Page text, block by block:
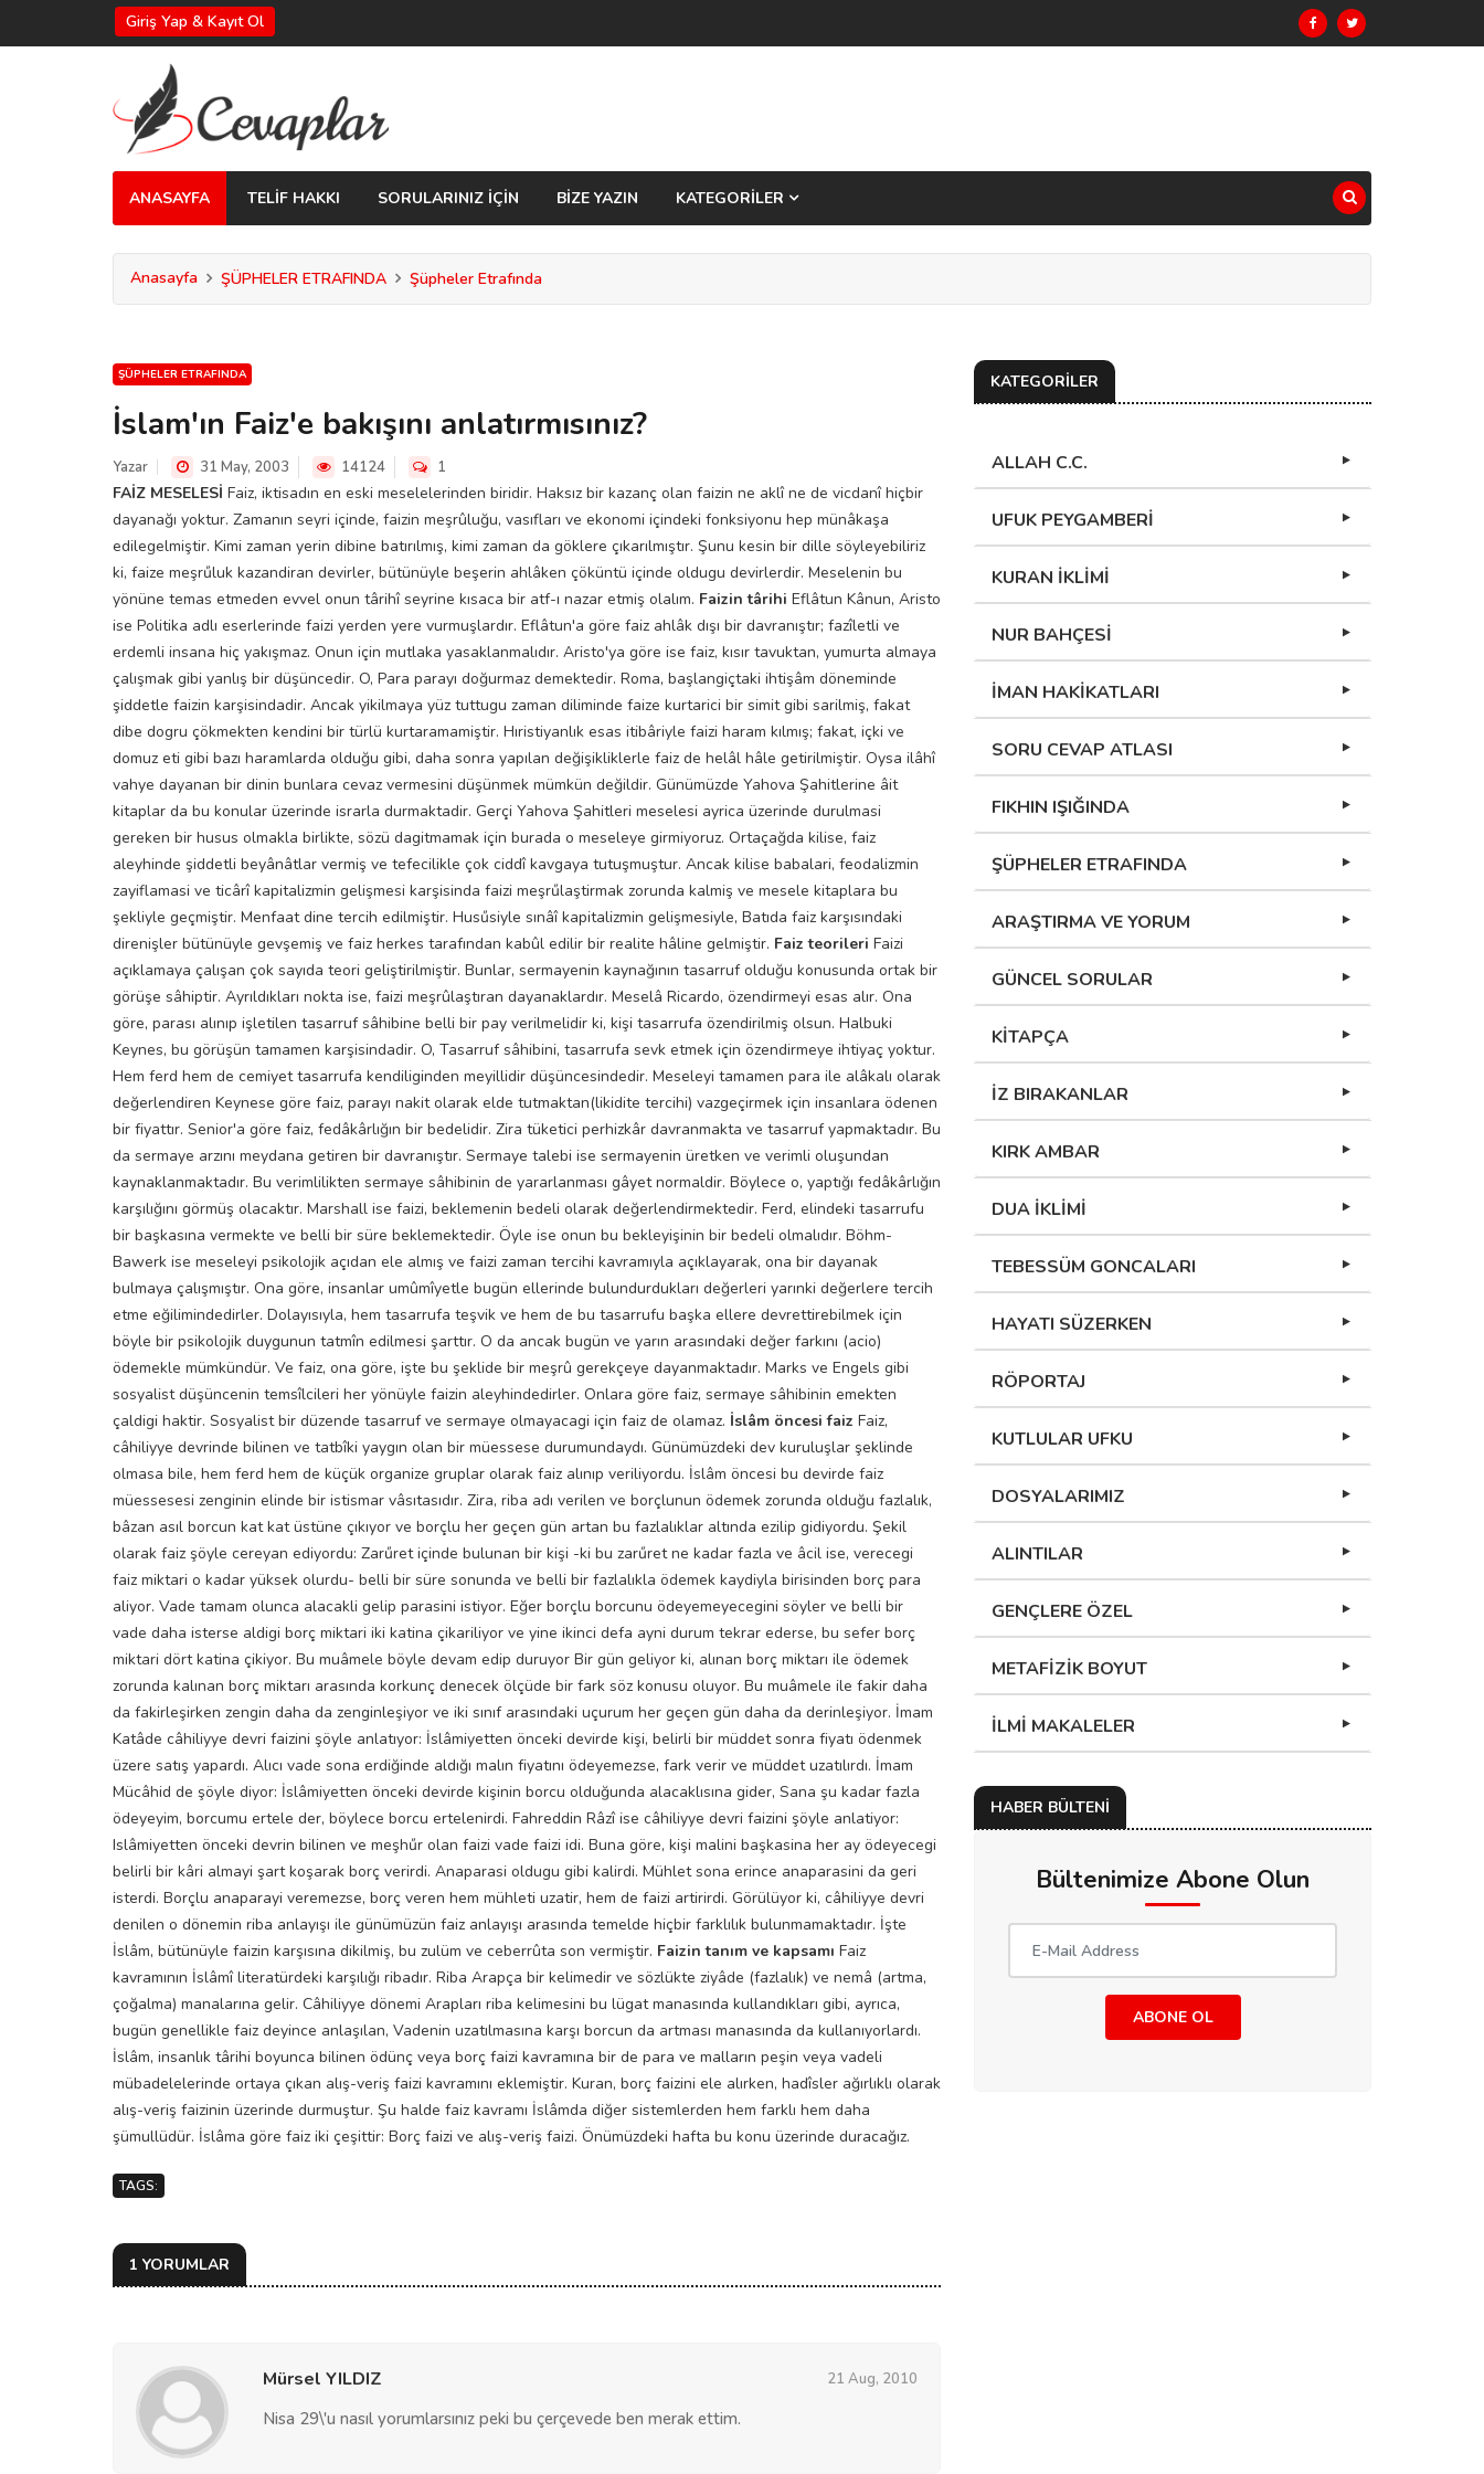
Giriş Yap & Kayıt Ol
ANASAYFA TELİF HAKKI SORULARINIZ İÇİN BİZE YAZIN KATEGORİLER
Anasayfa ŞÜPHELER ETRAFINDA Şüpheler Etrafında
ŞÜPHELER ETRAFINDA
İslam'ın Faiz'e bakışını anlatırmısınız?
Yazar 31 May, 2003 14124 1
FAİZ MESELESİ Faiz, iktisadın en eski meselelerinden biridir. Haksız bir kazanç olan faizin ne aklî ne de vicdanî hiçbir
dayanağı yoktur. Zamanın seyri içinde, faizin meşrûluğu, vasıfları ve ekonomi içindeki fonksiyonu hep münâkaşa
edilegelmiştir. Kimi zaman yerin dibine batırılmış, kimi zaman da göklere çıkarılmıştır. Şunu kesin bir dille söyleyebiliriz
ki, faize meşrűluk kazandiran devirler, bütünüyle beşerin ahlâken çöküntü içinde oldugu devirlerdir. Meselenin bu
yönüne temas etmeden evvel onun târihî seyrine kısaca bir atf-ı nazar etmiş olalım. Faizin târihi Eflâtun Kânun, Aristo
ise Politika adlı eserlerinde faizi yerden yere vurmuşlardır. Eflâtun'a göre faiz ahlâk dışı bir davranıştır; fazîletli ve
erdemli insana hiç yakışmaz. Onun için mutlaka yasaklanmalıdır. Aristo'ya göre ise faiz, kısır tavuktan, yumurta almaya
çalışmak gibi yanlış bir düşüncedir. O, Para parayı doğurmaz demektedir. Roma, başlangiçtaki ihtişâm döneminde
şiddetle faizin karşisindadir. Ancak yikilmaya yüz tuttugu zaman diliminde faize kurtarici bir simit gibi sarilmiş, fakat
dibe dogru çökmekten kendini bir türlü kurtaramamiştir. Hıristiyanlık esas itibâriyle faizi haram kılmış; fakat, içki ve
domuz eti gibi bazı haramlarda olduğu gibi, daha sonra yapılan değişikliklerle faiz de helâl hâle getirilmiştir. Oysa ilâhî
vahye dayanan bir dinin bunlara cevaz vermesini düşünmek mümkün değildir. Günümüzde Yahova Şahitlerine âit
kitaplar da bu konular üzerinde israrla durmaktadir. Gerçi Yahova Şahitleri meselesi ayrica üzerinde durulmasi
gereken bir husus olmakla birlikte, sözü dagitmamak için burada o meseleye girmiyoruz. Ortaçağda kilise, faiz
aleyhinde şiddetli beyânâtlar vermiş ve tefecilikle çok ciddî kavgaya tutuşmuştur. Ancak kilise babalari, feodalizmin
zayiflamasi ve ticârî kapitalizmin gelişmesi karşisinda faizi meşrűlaştirmak zorunda kalmiş ve mesele kitaplara bu
şekliyle geçmiştir. Menfaat dine tercih edilmiştir. Husűsiyle sınâî kapitalizmin gelişmesiyle, Batıda faiz karşısındaki
direnişler bütünüyle gevşemiş ve faiz herkes tarafından kabûl edilir bir realite hâline gelmiştir. Faiz teorileri Faizi
açıklamaya çalışan çok sayıda teori geliştirilmiştir. Bunlar, sermayenin kaynağının tasarruf olduğu konusunda ortak bir
görüşe sâhiptir. Ayrıldıkları nokta ise, faizi meşrûlaştıran dayanaklardır. Meselâ Ricardo, özendirmeyi esas alır. Ona
göre, parası alınıp işletilen tasarruf sâhibine belli bir pay verilmelidir ki, kişi tasarrufa özendirilmiş olsun. Halbuki
Keynes, bu görüşün tamamen karşisindadir. O, Tasarruf sâhibini, tasarrufa sevk etmek için özendirmeye ihtiyaç yoktur.
Hem ferd hem de cemiyet tasarrufa kendiliginden meyillidir düşüncesindedir. Meseleyi tamamen para ile alâkalı olarak
değerlendiren Keynese göre faiz, parayı nakit olarak elde tutmaktan(likidite tercihi) vazgeçirmek için insanlara ödenen
bir fiyattır. Senior'a göre faiz, fedâkârlığın bir bedelidir. Zira tüketici perhizkâr davranmakta ve tasarruf yapmaktadır. Bu
da sermaye arzını meydana getiren bir davranıştır. Sermaye talebi ise sermayenin üretken ve verimli oluşundan
kaynaklanmaktadır. Bu verimlilikten sermaye sâhibinin de yararlanması gâyet normaldir. Böylece o, yaptığı fedâkârlığın
karşılığını görmüş olacaktır. Marshall ise faizi, beklemenin bedeli olarak değerlendirmektedir. Ferd, elindeki tasarrufu
bir başkasına vermekte ve belli bir süre beklemektedir. Öyle ise onun bu bekleyişinin bir bedeli olmalıdır. Böhm-
Bawerk ise meseleyi psikolojik açıdan ele almış ve faizi zaman tercihi kavramıyla açıklayarak, ona bir dayanak
bulmaya çalışmıştır. Ona göre, insanlar umûmîyetle bugün ellerinde bulundurdukları değerleri yarınki değerlere tercih
etme eğilimindedirler. Dolayısıyla, hem tasarrufa teşvik ve hem de bu tasarrufu başka ellere devrettirebilmek için
böyle bir psikolojik duygunun tatmîn edilmesi şarttır. O da ancak bugün ve yarın arasındaki değer farkını (acio)
ödemekle mümkündür. Ve faiz, ona göre, işte bu şeklide bir meşrû gerekçeye dayanmaktadır. Marks ve Engels gibi
sosyalist düşüncenin temsîlcileri her yönüyle faizin aleyhindedirler. Onlara göre faiz, sermaye sâhibinin emekten
çaldigi haktir. Sosyalist bir düzende tasarruf ve sermaye olmayacagi için faiz de olamaz. İslâm öncesi faiz Faiz,
câhiliyye devrinde bilinen ve tatbîki yaygın olan bir müessese durumundaydı. Günümüzdeki dev kuruluşlar şeklinde
olmasa bile, hem ferd hem de küçük organize gruplar olarak faiz alınıp veriliyordu. İslâm öncesi bu devirde faiz
müessesesi zenginin elinde bir istismar vâsıtasıdır. Zira, riba adı verilen ve borçlunun ödemek zorunda olduğu fazlalık,
bâzan asıl borcun kat kat üstüne çıkıyor ve borçlu her geçen gün artan bu fazlalıklar altında ezilip gidiyordu. Şekil
olarak faiz şöyle cereyan ediyordu: Zarűret içinde bulunan bir kişi -ki bu zarűret ne kadar fazla ve âcil ise, verecegi
faiz miktari o kadar yüksek olurdu- belli bir süre sonunda ve belli bir fazlalıkla ödemek kaydiyla birisinden borç para
aliyor. Vade tamam olunca alacakli gelip parasini istiyor. Eğer borçlu borcunu ödeyemeyecegini söyler ve belli bir
vade daha isterse aldigi borç miktari iki katina çikariliyor ve yine ikinci defa ayni durum tekrar ederse, bu sefer borç
miktari dört katina çikiyor. Bu muâmele böyle devam edip duruyor Bir gün geliyor ki, alınan borç miktarı ile ödemek
zorunda kalınan borç miktarı arasında korkunç denecek ölçüde bir fark söz konusu oluyor. Bu muâmele ile fakir daha
da fakirleşirken zengin daha da zenginleşiyor ve iki sınıf arasındaki uçurum her geçen gün daha da derinleşiyor. İmam
Katâde câhiliyye devri faizini şöyle anlatıyor: İslâmiyetten önceki devirde kişi, belirli bir müddet sonra fiyatı ödenmek
üzere satış yapardı. Alıcı vade sona erdiğinde aldığı malın fiyatını ödeyemezse, fark verir ve müddet uzatılırdı. İmam
Mücâhid de şöyle diyor: İslâmiyetten önceki devirde kişinin borcu olduğunda alacaklısına gider, Sana şu kadar fazla
ödeyeyim, borcumu ertele der, böylece borcu ertelenirdi. Fahreddin Râzî ise câhiliyye devri faizini şöyle anlatiyor:
Islâmiyetten önceki devrin bilinen ve meşhűr olan faizi vade faizi idi. Buna göre, kişi malini başkasina her ay ödeyecegi
belirli bir kâri almayi şart koşarak borç verirdi. Anaparasi oldugu gibi kalirdi. Mühlet sona erince anaparasini da geri
isterdi. Borçlu anaparayi veremezse, borç veren hem mühleti uzatir, hem de faizi artirirdi. Görülüyor ki, câhiliyye devri
denilen o dönemin riba anlayışı ile günümüzün faiz anlayışı arasında temelde hiçbir farklılık bulunmamaktadır. İşte
İslâm, bütünüyle faizin karşısına dikilmiş, bu zulüm ve ceberrûta son vermiştir. Faizin tanım ve kapsamı Faiz
kavramının İslâmî literatürdeki karşılığı ribadır. Riba Arapça bir kelimedir ve sözlükte ziyâde (fazlalık) ve nemâ (artma,
çoğalma) manalarına gelir. Câhiliyye dönemi Arapları riba kelimesini bu lügat manasında kullandıkları gibi, ayrıca,
bugün genellikle faiz deyince anlaşılan, Vadenin uzatılmasına karşı borcun da artması manasında da kullanıyorlardı.
İslâm, insanlık târihi boyunca bilinen ödünç veya borç faizi kavramına bir de para ve malların peşin veya vadeli
mübadelelerinde ortaya çıkan alış-veriş faizi kavramını eklemiştir. Kuran, borç faizini ele alırken, hadîsler ağırlıklı olarak
alış-veriş faizinin üzerinde durmuştur. Şu halde faiz kavramı İslâmda diğer sistemlerden hem farklı hem daha
şümullüdür. İslâma göre faiz iki çeşittir: Borç faizi ve alış-veriş faizi. Önümüzdeki hafta bu konu üzerinde duracağız.
TAGS:
1 YORUMLAR
Mürsel YILDIZ 21 Aug, 2010
Nisa 29\'u nasıl yorumlarsınız peki bu çerçevede ben merak ettim.
KATEGORİLER
ALLAH C.C.
UFUK PEYGAMBERİ
KURAN İKLİMİ
NUR BAHÇESİ
İMAN HAKİKATLARI
SORU CEVAP ATLASI
FIKHIN IŞIĞINDA
ŞÜPHELER ETRAFINDA
ARAŞTIRMA VE YORUM
GÜNCEL SORULAR
KİTAPÇA
İZ BIRAKANLAR
KIRK AMBAR
DUA İKLİMİ
TEBESSÜM GONCALARI
HAYATI SÜZERKEN
RÖPORTAJ
KUTLULAR UFKU
DOSYALARIMIZ
ALINTILAR
GENÇLERE ÖZEL
METAFİZİK BOYUT
İLMİ MAKALELER
HABER BÜLTENİ
Bültenimize Abone Olun
ABONE OL